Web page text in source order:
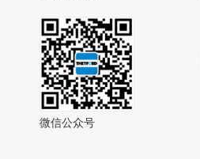
微信公众号